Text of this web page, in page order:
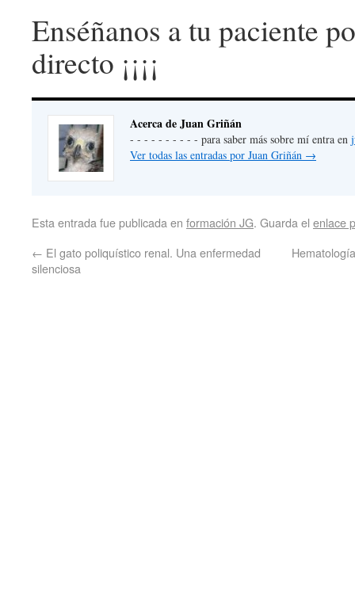
Enséñanos a tu paciente
directo ¡¡¡¡
Acerca de Juan Griñán
- - - - - - - - - - para saber más sobre mí entra en
Ver todas las entradas por Juan Griñán →
Esta entrada fue publicada en formación JG. Guarda el enlace
← El gato poliquístico renal. Una enfermedad
silenciosa